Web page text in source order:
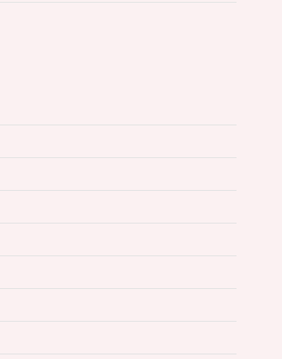
empoderamiento económico de
10:40 am
10:40 am
virtual “El COVID-19 y la
11:00 am
procesos socioeconómicos en
Guadalupe, Zacatecas» 11:20 am